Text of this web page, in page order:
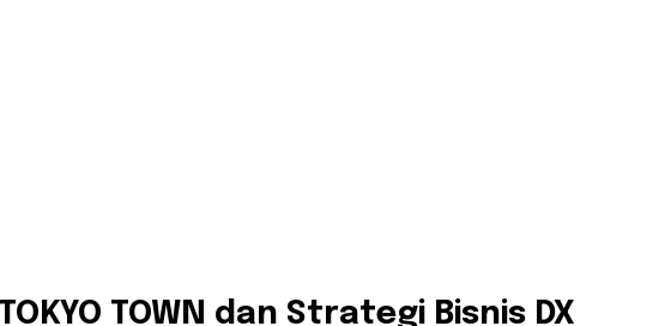
TOWN dan Strategi Bisnis DX